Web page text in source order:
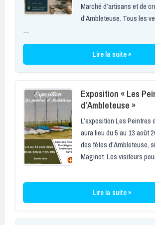
Marché d’artisans et de
d’Ambleteuse. Tous les
…
Lire la suite »
Exposition « Les
d’Ambleteuse »
L’exposition Les Peintres
aura lieu du 5 au 13 août
des fêtes d’Ambleteuse,
Maginot. Les visiteurs
…
Lire la suite »